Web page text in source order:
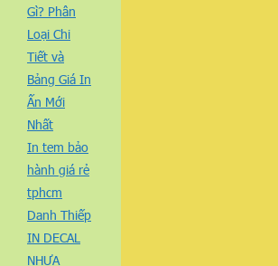
Gì? Phân
Loại Chi
Tiết và
Bảng Giá In
Ấn Mới
Nhất
In tem bảo
hành giá rẻ
tphcm
Danh Thiếp
IN DECAL
NHỰA